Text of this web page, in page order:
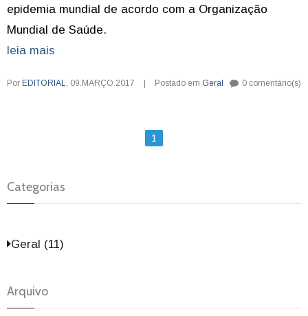
epidemia mundial de acordo com a Organização
Mundial de Saúde.
leia mais
Por EDITORIAL, 09.MARÇO.2017 Postado em Geral 0 comentário(s)
1
Categorias
Geral (11)
Arquivo